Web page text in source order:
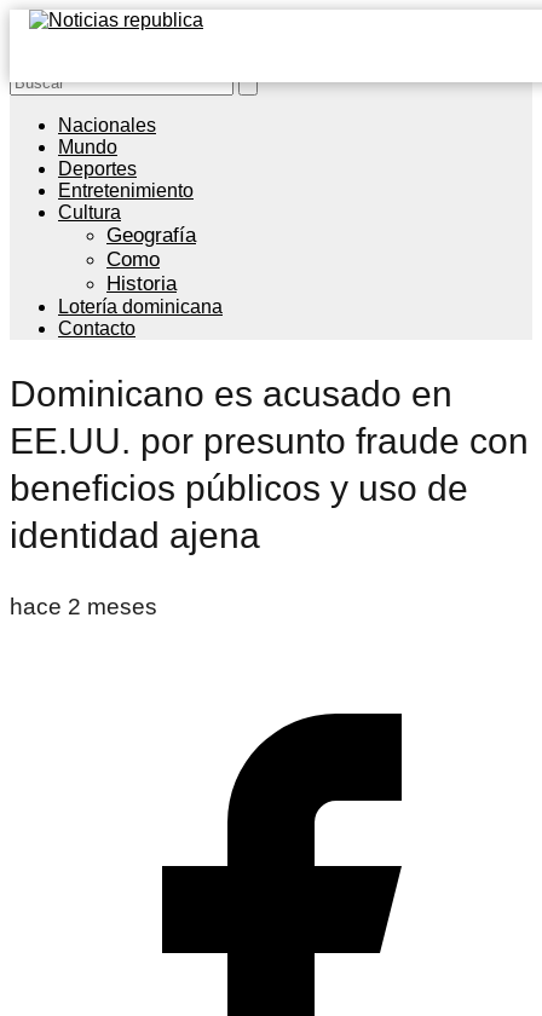
Nacionales
Mundo
Deportes
Entretenimiento
Cultura
Geografía
Como
Historia
Lotería dominicana
Contacto
Dominicano es acusado en
EE.UU. por presunto fraude con
beneficios públicos y uso de
identidad ajena
hace 2 meses